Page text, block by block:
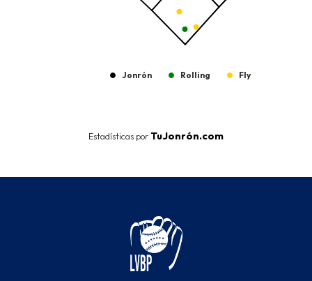
Jonrón Rolling Fly
Estadísticas por TuJonrón.com